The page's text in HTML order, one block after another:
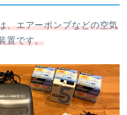
、エアーポンプなどの空気
置です。